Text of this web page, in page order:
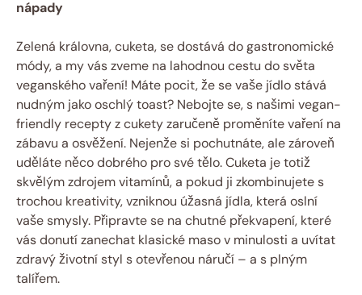
nápady
Zelená královna, cuketa, se dostává do gastronomické
módy, a my vás zveme na lahodnou cestu do světa
veganského vaření! Máte pocit, že se vaše jídlo stává
nudným jako oschlý toast? Nebojte se, s našimi vegan-
friendly recepty z cukety zaručeně proměníte vaření na
zábavu a osvěžení. Nejenže si pochutnáte, ale zároveň
uděláte něco dobrého pro své tělo. Cuketa je totiž
skvělým zdrojem vitamínů, a pokud ji zkombinujete s
trochou kreativity, vzniknou úžasná jídla, která oslní
vaše smysly. Připravte se na chutné překvapení, které
vás donutí zanechat klasické maso v minulosti a uvítat
zdravý životní styl s otevřenou náručí – a s plným
talířem.